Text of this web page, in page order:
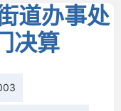
道办事处
决算